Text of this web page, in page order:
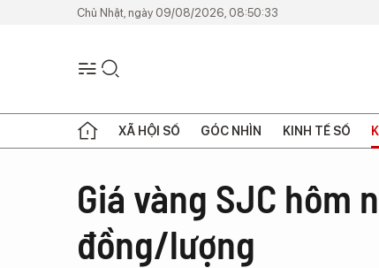
Chủ Nhật, ngày 09/08/2026, 08:50:33
XÃ HỘI SỐ GÓC NHÌN KINH TẾ SỐ
Giá vàng SJC hôm
đồng/lượng